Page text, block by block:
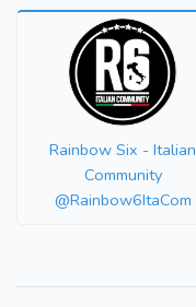
Rainbow Six - Italian
Community
@Rainbow6ItaCom